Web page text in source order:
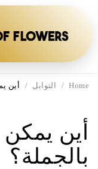
Home التوابل أين
أين
بالجملة؟